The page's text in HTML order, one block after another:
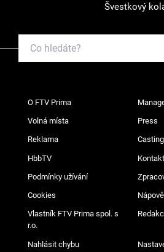
Švestkový
O FTV Prima
Volná místa Press
Reklama
HbbTV
Podmínky užívání
Cookies
Vlastník FTV Prima spol. s
r.o.
Nahlásit chybu